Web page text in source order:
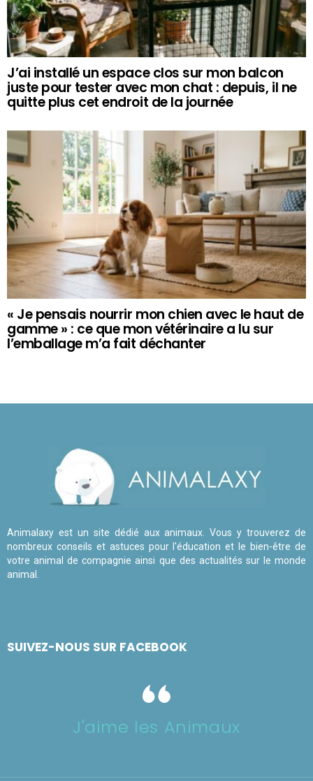
J’ai installé un espace clos sur mon balcon
juste pour tester avec mon chat : depuis, il ne
quitte plus cet endroit de la journée
« Je pensais nourrir mon chien avec le haut de
gamme » : ce que mon vétérinaire a lu sur
l’emballage m’a fait déchanter
Animalaxy est un site dédié aux animaux. Vous y trouverez de
nombreux conseils et astuces pour l'éducation et le bien-être de
votre animal de compagnie ainsi que des actualités sur le monde
animal.
SUIVEZ-NOUS SUR FACEBOOK
J'aime les Animaux